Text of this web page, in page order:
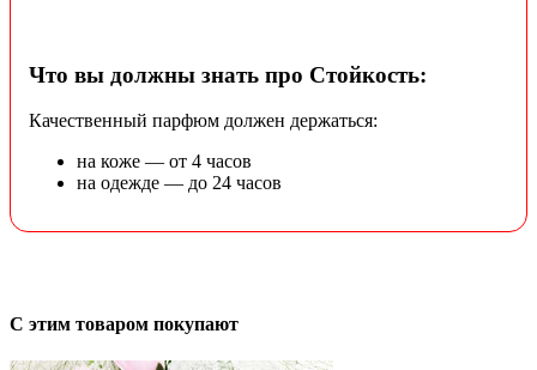
Что вы должны знать про Стойкость:
Качественный парфюм должен держаться:
на коже — от 4 часов
на одежде — до 24 часов
С этим товаром покупают